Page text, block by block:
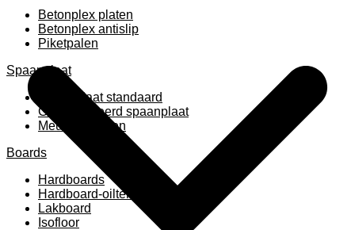
Betonplex platen
Betonplex antislip
Piketpalen
Spaanplaat
Spaanplaat standaard
Geplastificeerd spaanplaat
Meubelpanelen
Boards
Hardboards
Hardboard-oiltemperated
Lakboard
Isofloor